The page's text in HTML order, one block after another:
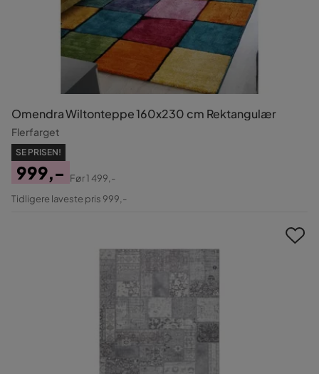
Omendra Wiltonteppe 160x230 cm Rektangulær
Flerfarget
SE PRISEN!
Pris
999,-
Original
Før1 499,-
Tidligere laveste pris 999,-